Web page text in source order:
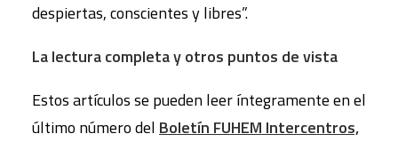
despiertas, conscientes y libres”.
La lectura completa y otros puntos de vista
Estos artículos se pueden leer íntegramente en el
último número del Boletín FUHEM Intercentros,